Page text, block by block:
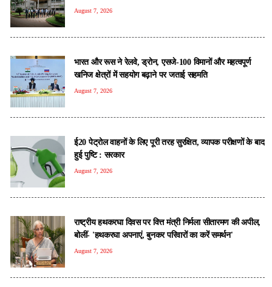
August 7, 2026
भारत और रूस ने रेलवे, ड्रोन, एसजे-100 विमानों और महत्वपूर्ण
खनिज क्षेत्रों में सहयोग बढ़ाने पर जताई सहमति
August 7, 2026
ई20 पेट्रोल वाहनों के लिए पूरी तरह सुरक्षित, व्यापक परीक्षणों के बाद
हुई पुष्टि : सरकार
August 7, 2026
राष्ट्रीय हथकरघा दिवस पर वित्त मंत्री निर्मला सीतारमण की अपील,
बोलीं- 'हथकरघा अपनाएं, बुनकर परिवारों का करें समर्थन'
August 7, 2026